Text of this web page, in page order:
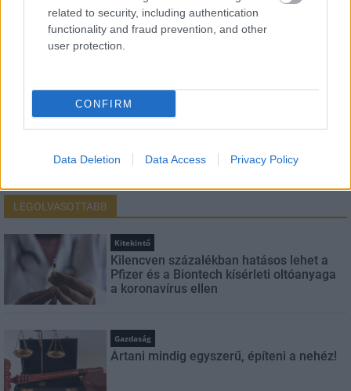
related to security, including authentication
functionality and fraud prevention, and other
user protection.
CONFIRM
Data Deletion Data Access Privacy Policy
Feliratkozom a hírlevélre és elfogadom azadatvédelmi
szabályzatot!
LEGOLVASOTTABB
Kitekintő
Kilencven százalékban hatásos lehet a
Pfizer és a Biontech kísérleti oltóanyaga
a koronavírus ellen
Gazdaság
Ártani mindig egyszerű, építeni a nehéz!